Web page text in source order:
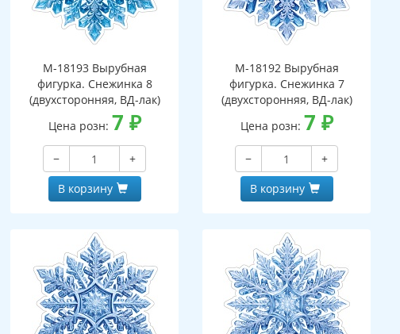
М-18193 Вырубная
фигурка. Снежинка 8
(двухсторонняя, ВД-лак)
Цена розн: 7 ₽
−
+
В корзину
М-18192 Вырубная
фигурка. Снежинка 7
(двухсторонняя, ВД-лак)
Цена розн: 7 ₽
−
+
В корзину